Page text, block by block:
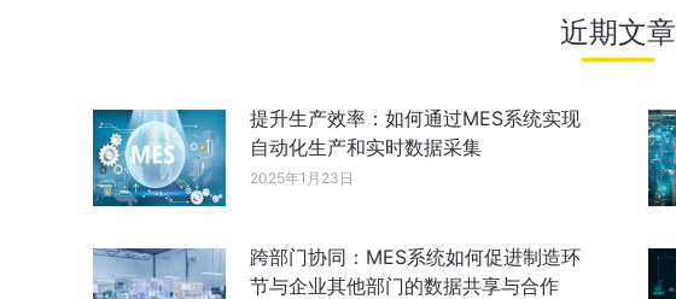
近期文章
提升生产效率：如何通过MES系统实现
自动化生产和实时数据采集
2025年1月23日
跨部门协同：MES系统如何促进制造环
节与企业其他部门的数据共享与合作